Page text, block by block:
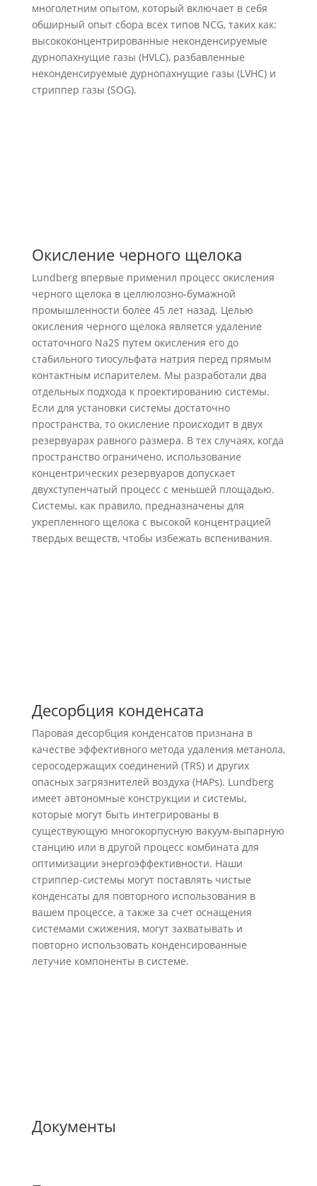
многолетним опытом, который включает в себя
обширный опыт сбора всех типов NCG, таких как:
высококонцентрированные неконденсируемые
дурнопахнущие газы (HVLC), разбавленные
неконденсируемые дурнопахнущие газы (LVHC) и
стриппер газы (SOG).
Окисление черного щелока
Lundberg впервые применил процесс окисления
черного щелока в целлюлозно-бумажной
промышленности более 45 лет назад. Целью
окисления черного щелока является удаление
остаточного Na2S путем окисления его до
стабильного тиосульфата натрия перед прямым
контактным испарителем. Мы разработали два
отдельных подхода к проектированию системы.
Если для установки системы достаточно
пространства, то окисление происходит в двух
резервуарах равного размера. В тех случаях, когда
пространство ограничено, использование
концентрических резервуаров допускает
двухступенчатый процесс с меньшей площадью.
Системы, как правило, предназначены для
укрепленного щелока с высокой концентрацией
твердых веществ, чтобы избежать вспенивания.
Десорбция конденсата
Паровая десорбция конденсатов признана в
качестве эффективного метода удаления метанола,
серосодержащих соединений (TRS) и других
опасных загрязнителей воздуха (HAPs). Lundberg
имеет автономные конструкции и системы,
которые могут быть интегрированы в
существующую многокорпусную вакуум-выпарную
станцию или в другой процесс комбината для
оптимизации энергоэффективности. Наши
стриппер-системы могут поставлять чистые
конденсаты для повторного использования в
вашем процессе, а также за счет оснащения
системами сжижения, могут захватывать и
повторно использовать конденсированные
летучие компоненты в системе.
Документы